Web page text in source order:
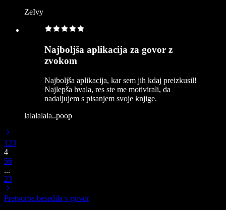
ZeIvy
Najboljša aplikacija za govor z
zvokom
Najboljša aplikacija, kar sem jih kdaj preizkusil!
Najlepša hvala, res ste me motivirali, da
nadaljujem s pisanjem svoje knjige.
lalalalala..poop
1 23
4
56
...
23
Pretvorba besedila v govor